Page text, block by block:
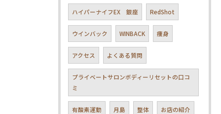
ハイパーナイフEX 銀座 RedShot
ウインバック WINBACK 痩身
アクセス よくある質問
プライベートサロンボディーリセットの口コ
ミ
有酸素運動 月島 整体 お店の紹介